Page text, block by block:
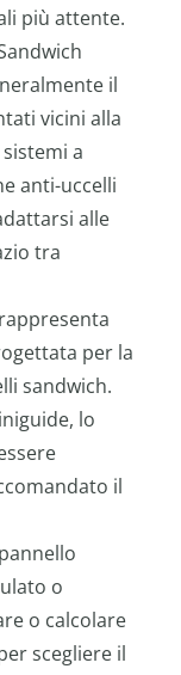
più attente.
il
vicini alla
a
anti-uccelli
alle
tra
per la
sandwich.
lo
il
o
o calcolare
scegliere il